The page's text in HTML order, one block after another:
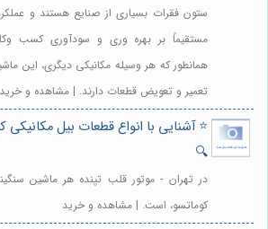
ستون فقرات بسیاری از صنایع هستند و
مستقیماً بر بهره وری و سودآوری کسب
همانطور که هر وسیله مکانیکی دیگری، این
تعمیر و تعویض قطعات دارند. | مشاهده و خرید
⭐️ آشنایی با انواع قطعات بیل مکانیکی
🔍
در تهران - موتور قلب تپنده هر ماشین
کوماتسو، است. | مشاهده و خرید